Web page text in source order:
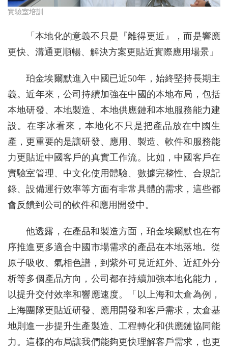
實驗室培訓
「本地化的意義不只是『離得更近』，而是響應
更快、溝通更順暢、解決方案更貼近實際應用場景」
珀金埃爾默進入中國已近50年，始終堅持長期主
義。近年來，公司持續加強在中國的本地布局，包括
本地研發、本地製造、本地供應鏈和本地服務能力建
設。在李冰看來，本地化不只是把產品放在中國生
產，更重要的是讓研發、應用、製造、軟件和服務能
力更貼近中國客戶的真實工作流。比如，中國客戶在
實驗室管理、中文化使用體驗、數據完整性、合規記
錄、設備運行效率等方面有非常具體的需求，這些都
會反饋到公司的軟件和應用開發中。
他透露，在產品和製造方面，珀金埃爾默也在有
序推進更多適合中國市場需求的產品在本地落地。從
原子吸收、氣相色譜，到紫外可見近紅外、近紅外分
析等多個產品方向，公司都在持續加強本地化能力，
以提升交付效率和響應速度。「以上海和太倉為例，
上海團隊更貼近研發、應用開發和客戶需求，太倉基
地則進一步提升生產製造、工程轉化和供應鏈協同能
力。這樣的布局讓我們能夠更快理解客戶需求，也更